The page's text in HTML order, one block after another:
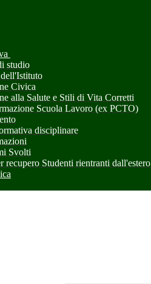
studio
Civica
alla Salute e Stili di Vita Corretti
Scuola Lavoro (ex PCTO)
disciplinare
Svolti
recupero Studenti rientranti dall'estero